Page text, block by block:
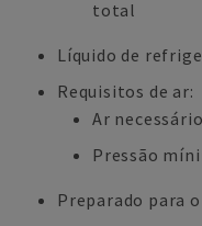
total
Líquido de
Requisitos de ar:
Ar
Pressão
Preparado para o